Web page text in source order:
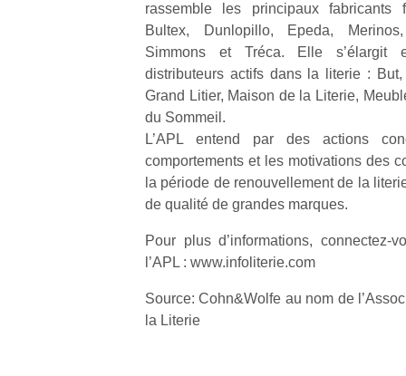
rassemble les principaux fabricants
Bultex, Dunlopillo, Epeda,
Simmons et Tréca. Elle s’élargit
distributeurs actifs dans la literie : But,
Grand Litier, Maison de la Literie,
du Sommeil.
L’APL entend par des actions
comportements et les motivations des
la période de renouvellement de la
de qualité de grandes marques.
Pour plus d’informations,
l’APL : www.infoliterie.com
Source: Cohn&Wolfe au nom de
la Literie